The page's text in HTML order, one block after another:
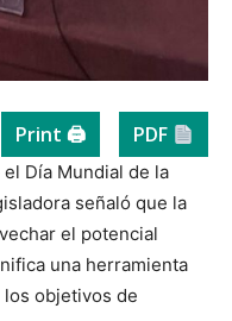
Print 🖨 PDF
Día Mundial de la
señaló que la
el potencial
una herramienta
objetivos de